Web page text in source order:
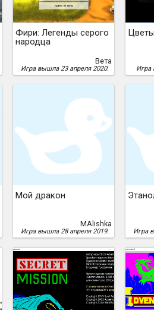
Фири: Легенды серого
народца
Вета
Игра вышла 23 апреля 2020.
Цветы
Игра
Мой дракон
MAlishka
Игра вышла 28 апреля 2019. Игра